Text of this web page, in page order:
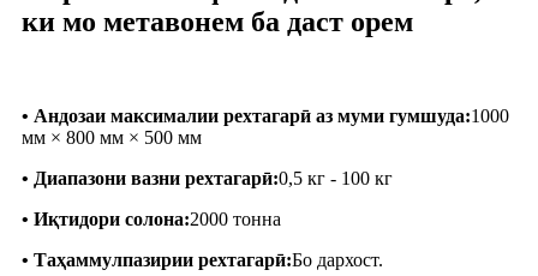
ки мо метавонем ба даст орем
• Андозаи максималии рехтагарӣ аз муми гумшуда:1000
мм × 800 мм × 500 мм
• Диапазони вазни рехтагарӣ:0,5 кг - 100 кг
• Иқтидори солона:2000 тонна
• Таҳаммулпазирии рехтагарӣ:Бо дархост.